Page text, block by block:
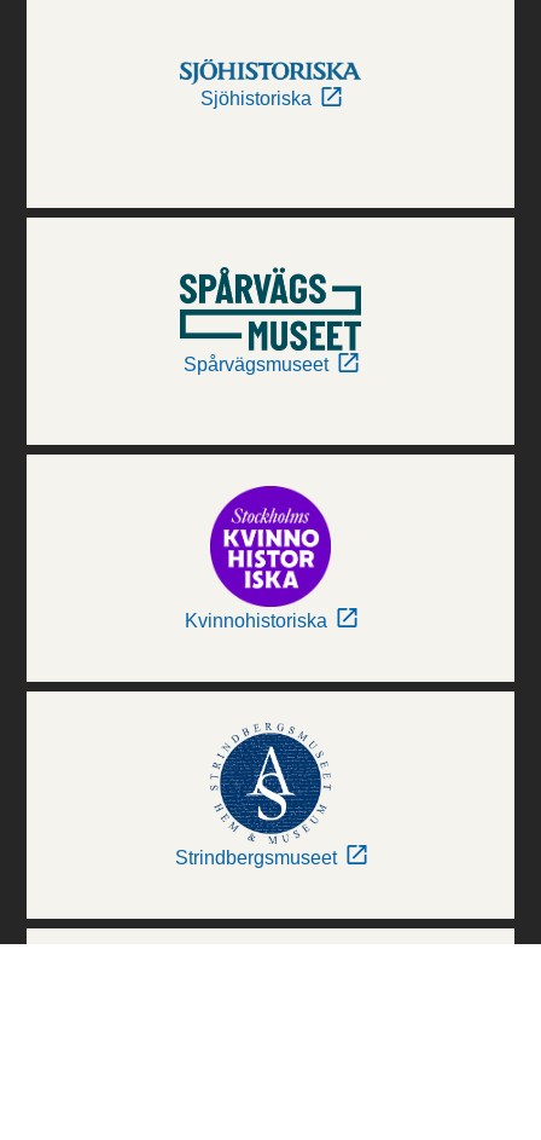
Sjöhistoriska
Spårvägsmuseet
Kvinnohistoriska
Strindbergsmuseet